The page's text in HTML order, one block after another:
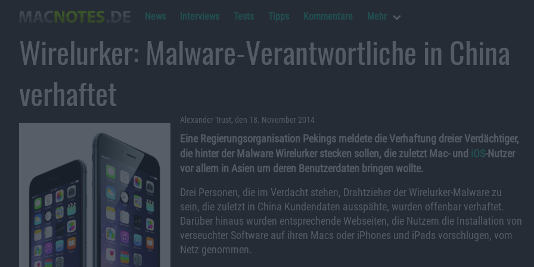
News Interviews Tests Tipps Kommentare Mehr
Wirelurker: Malware-Verantwortliche in China
verhaftet
Alexander Trust, den 18. November 2014
Eine Regierungsorganisation Pekings meldete die Verhaftung dreier Verdächtiger,
die hinter der Malware Wirelurker stecken sollen, die zuletzt Mac- und iOS-Nutzer
vor allem in Asien um deren Benutzerdaten bringen wollte.
Drei Personen, die im Verdacht stehen, Drahtzieher der Wirelurker-Malware zu
sein, die zuletzt in China Kundendaten ausspähte, wurden offenbar verhaftet.
Darüber hinaus wurden entsprechende Webseiten, die Nutzern die Installation von
verseuchter Software auf ihren Macs oder iPhones und iPads vorschlugen, vom
Netz genommen.